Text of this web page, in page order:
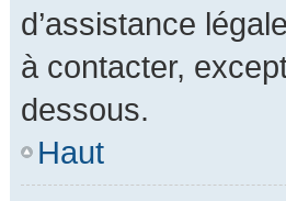
d’assistance
à contacter,
dessous.
Haut